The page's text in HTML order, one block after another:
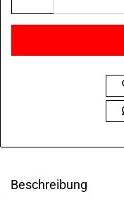
Beschreibung